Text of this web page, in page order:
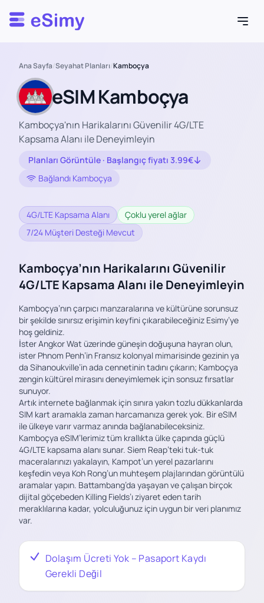
Esimy
Ana Sayfa/Seyahat Planları/Kamboçya
eSIM Kamboçya
Kamboçya'nın Harikalarını Güvenilir 4G/LTE
Kapsama Alanı ile Deneyimleyin
Planları Görüntüle · Başlangıç fiyatı 3.99€
Bağlandı Kamboçya
4G/LTE Kapsama Alanı
Çoklu yerel ağlar
7/24 Müşteri Desteği Mevcut
Kamboçya’nın Harikalarını Güvenilir
4G/LTE Kapsama Alanı ile Deneyimleyin
Kamboçya’nın çarpıcı manzaralarına ve kültürüne sorunsuz
bir şekilde sınırsız erişimin keyfini çıkarabileceğiniz Esimy’ye
hoş geldiniz.
İster Angkor Wat üzerinde güneşin doğuşuna hayran olun,
ister Phnom Penh’in Fransız kolonyal mimarisinde gezinin ya
da Sihanoukville’in ada cennetinin tadını çıkarın; Kamboçya
zengin kültürel mirasını deneyimlemek için sonsuz fırsatlar
sunuyor.
Artık internete bağlanmak için sınıra yakın tozlu dükkanlarda
SIM kart aramakla zaman harcamanıza gerek yok. Bir eSIM
ile ülkeye varır varmaz anında bağlanabileceksiniz.
Kamboçya eSIM’lerimiz tüm krallıkta ülke çapında güçlü
4G/LTE kapsama alanı sunar. Siem Reap’teki tuk-tuk
maceralarınızı yakalayın, Kampot’un yerel pazarlarını
keşfedin veya Koh Rong’un muhteşem plajlarından görüntülü
aramalar yapın. Battambang’da yaşayan ve çalışan birçok
dijital göçebeden Killing Fields’ı ziyaret eden tarih
meraklılarına kadar, yolculuğunuz için uygun bir veri planımız
var.
Dolaşım Ücreti Yok – Pasaport Kaydı
Gerekli Değil